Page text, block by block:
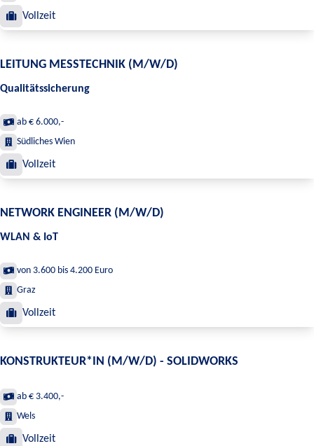
Vollzeit
LEITUNG MESSTECHNIK (M/W/D)
Qualitätssicherung
ab € 6.000,-
Südliches Wien
Vollzeit
NETWORK ENGINEER (M/W/D)
WLAN & IoT
von 3.600 bis 4.200 Euro
Graz
Vollzeit
KONSTRUKTEUR*IN (M/W/D) - SOLIDWORKS
ab € 3.400,-
Wels
Vollzeit